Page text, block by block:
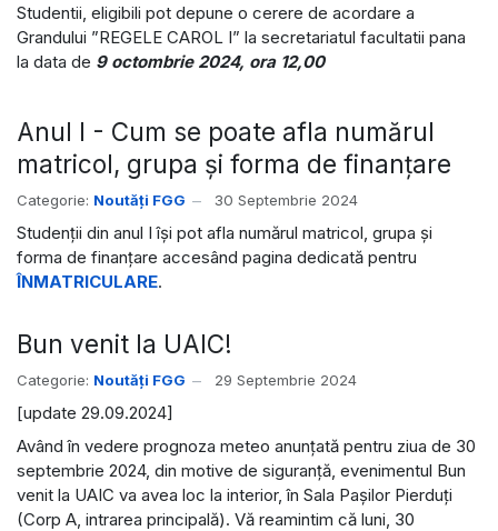
Studentii, eligibili pot depune o cerere de acordare a
Grandului ”REGELE CAROL I” la secretariatul facultatii pana
la data de 9 octombrie 2024, ora 12,00
Anul I - Cum se poate afla numărul
matricol, grupa și forma de finanțare
Categorie: Noutăți FGG 30 Septembrie 2024
Studenții din anul I își pot afla numărul matricol, grupa și
forma de finanțare accesând pagina dedicată pentru
ÎNMATRICULARE.
Bun venit la UAIC!
Categorie: Noutăți FGG 29 Septembrie 2024
[update 29.09.2024]
Având în vedere prognoza meteo anunțată pentru ziua de 30
septembrie 2024, din motive de siguranță, evenimentul Bun
venit la UAIC va avea loc la interior, în Sala Pașilor Pierduți
(Corp A, intrarea principală). Vă reamintim că luni, 30